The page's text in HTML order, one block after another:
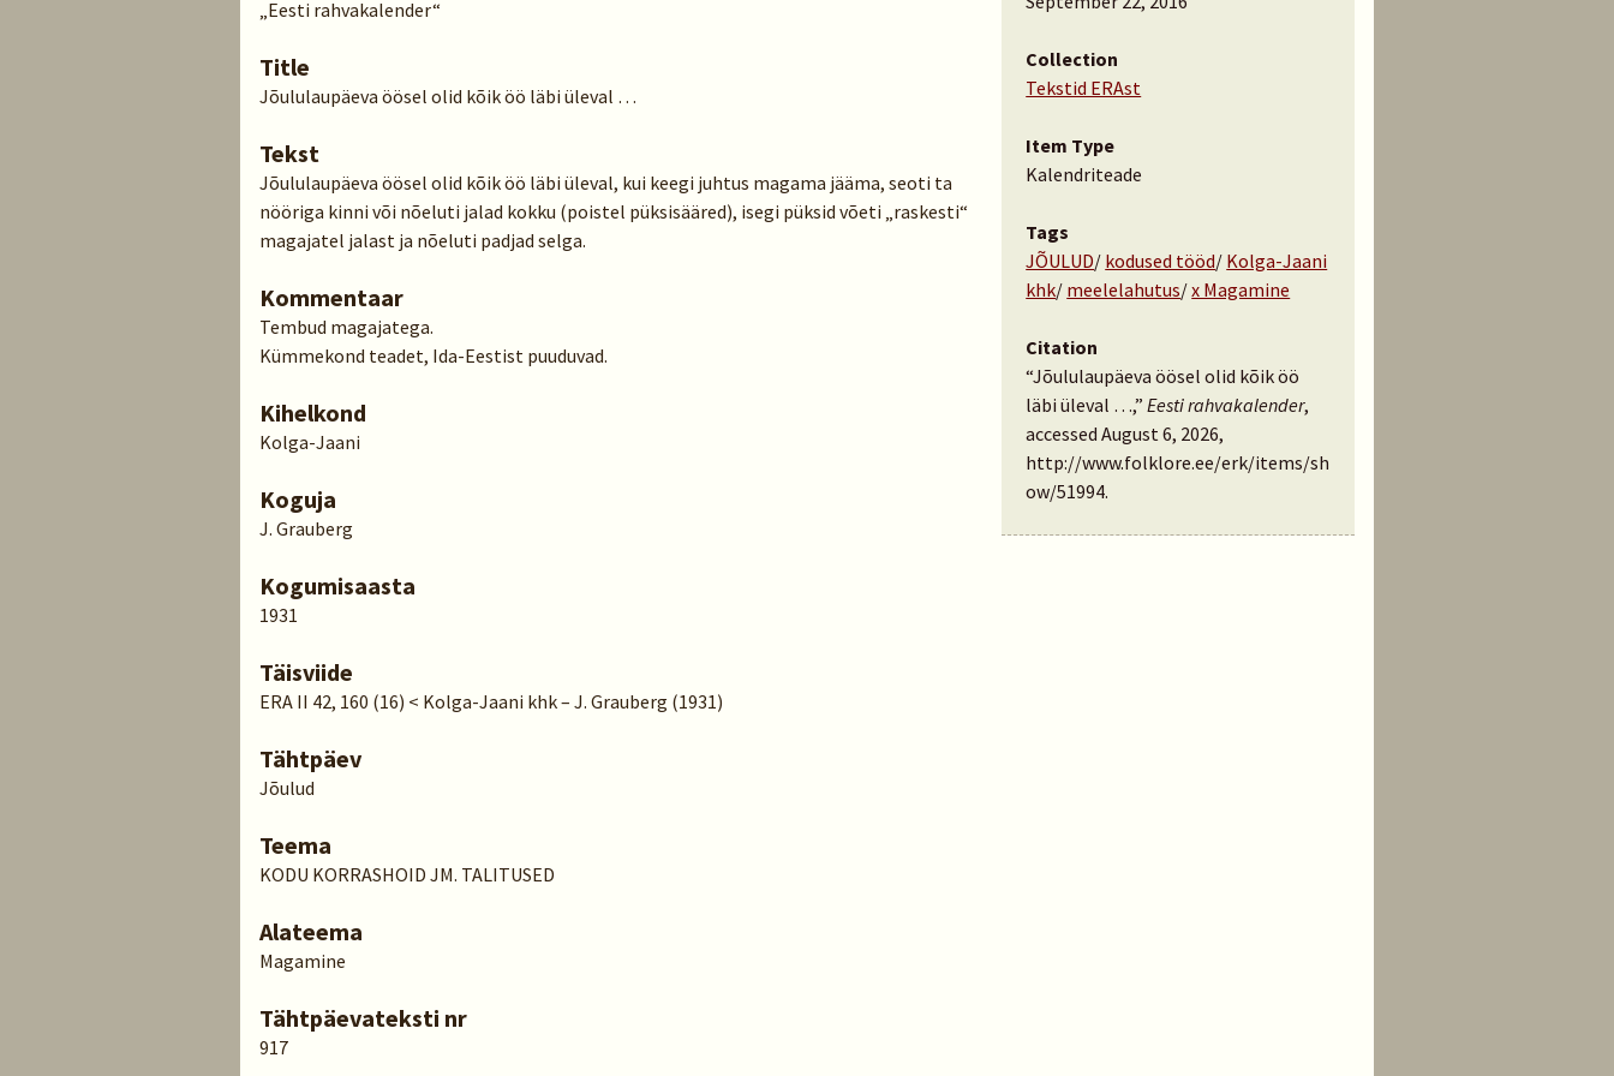
„Eesti rahvakalender“
Title
Jõululaupäeva öösel olid kõik öö läbi üleval …
Tekst
Jõululaupäeva öösel olid kõik öö läbi üleval, kui keegi juhtus magama jääma, seoti ta
nööriga kinni või nõeluti jalad kokku (poistel püksisääred), isegi püksid võeti „raskesti“
magajatel jalast ja nõeluti padjad selga.
Kommentaar
Tembud magajatega.
Kümmekond teadet, Ida-Eestist puuduvad.
Kihelkond
Kolga-Jaani
Koguja
J. Grauberg
Kogumisaasta
1931
Täisviide
ERA II 42, 160 (16) < Kolga-Jaani khk – J. Grauberg (1931)
Tähtpäev
Jõulud
Teema
KODU KORRASHOID JM. TALITUSED
Alateema
Magamine
Tähtpäevateksti nr
917
Collection
Tekstid ERAst
Item Type
Kalendriteade
Tags
JÕULUD/ kodused tööd/ Kolga-Jaani
khk/ meelelahutus/x Magamine
Citation
“Jõululaupäeva öösel olid kõik öö
läbi üleval …,”Eesti rahvakalender,
accessed August 6, 2026,
http://www.folklore.ee/erk/items/sh
ow/51994.